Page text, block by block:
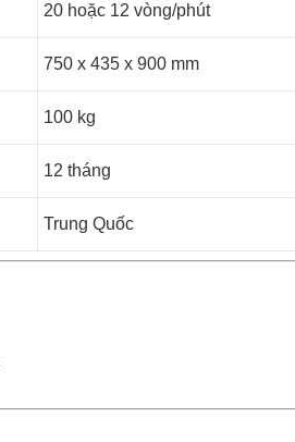
20 hoặc 12 vòng/phút
750 x 435 x 900 mm
100 kg
12 tháng
Trung Quốc